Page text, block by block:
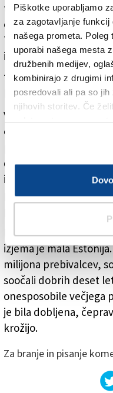
Piškotke uporabljamo
za zagotavljanje funkcij
našega prometa.
uporabi našega mesta
družbenih medijev,
kombinirajo z drugimi
posredovali ali pa so
njihovih storitev. Če
tvegana. Na to je
oddelka za odvisnosti
Trstu Roberta
imeli opravka s prvimi
zdravil.
Primera ZDA in
V ZDA je število smrti
opiatov od leta 2014
preseglo število
dramatičnega porasta
izpostavljeni odvisniki,
preidejo na veliko
Evropi je fentanil
izjema je mala
milijona prebivalcev,
soočali dobrih deset
onesposobile večjega
je bila dobljena,
krožijo.
Za branje in pisanje